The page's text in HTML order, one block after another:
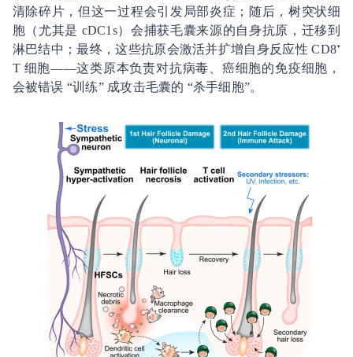
清除碎片，但这一过程会引发局部炎症；随后，树突状细
胞（尤其是 cDC1s）会捕获毛囊来源的自身抗原，迁移到
淋巴结中；最终，这些抗原会激活并扩增自身反应性 CD8⁺
T 细胞——这类原本负责对抗病毒、癌细胞的免疫细胞，
会被错误 “训练” 成攻击毛囊的 “杀手细胞”。